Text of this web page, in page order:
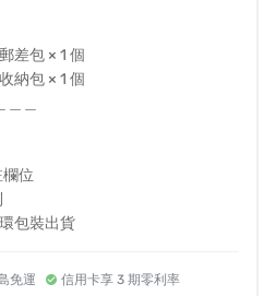
線製程技術
差包 × 1 個
納包 × 1 個
位
包裝出貨
免運 信用卡享 3 期零利率